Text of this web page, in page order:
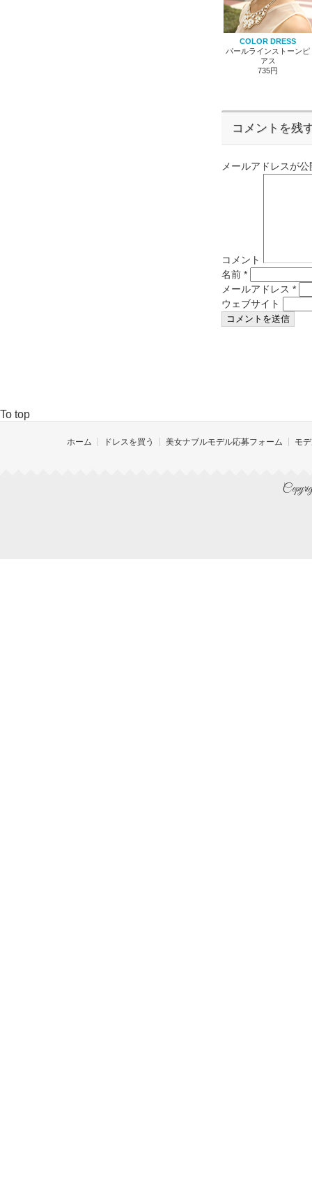
COLOR DRESS
パールラインストーンピ
アス
735円
コメントを残
メールアドレスが
コメント
名前 *
メールアドレス *
ウェブサイト
To top
ホーム ドレスを買う 美女ナブルモデル応募フォーム モ